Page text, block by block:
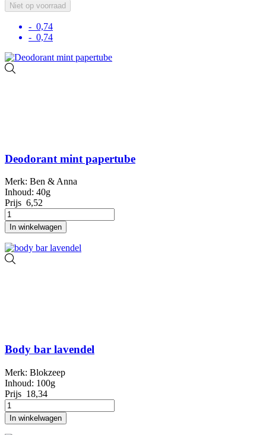
Niet op voorraad
- 0,74
- 0,74
Deodorant mint papertube
Merk: Ben & Anna
Inhoud: 40g
Prijs 6,52
In winkelwagen
Body bar lavendel
Merk: Blokzeep
Inhoud: 100g
Prijs 18,34
In winkelwagen